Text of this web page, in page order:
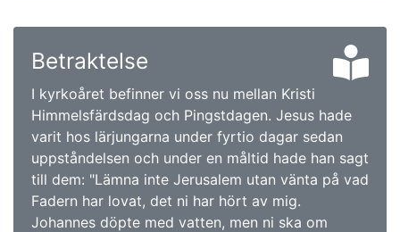
Betraktelse
I kyrkoåret befinner vi oss nu mellan Kristi
Himmelsfärdsdag och Pingstdagen. Jesus hade
varit hos lärjungarna under fyrtio dagar sedan
uppståndelsen och under en måltid hade han sagt
till dem: "Lämna inte Jerusalem utan vänta på vad
Fadern har lovat, det ni har hört av mig.
Johannes döpte med vatten, men ni ska om